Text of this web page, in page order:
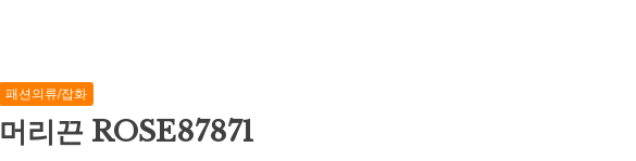
패션의류/잡화
머리끈 ROSE87871